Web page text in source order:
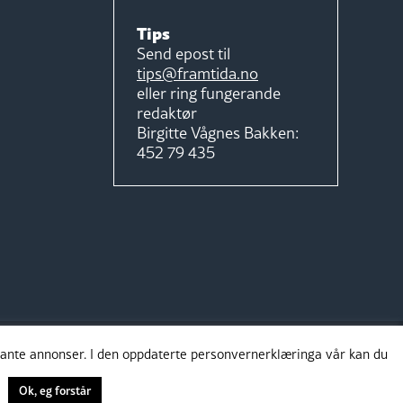
Tips
Send epost til
tips@framtida.no
eller ring fungerande
redaktør
Birgitte Vågnes Bakken:
452 79 435
annonser. I den oppdaterte personvernerklæringa vår kan du
Ok, eg forstår